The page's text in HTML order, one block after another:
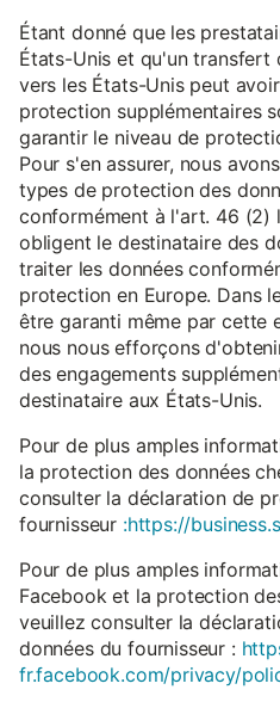
Étant donné que les
États-Unis et qu'un transfert
vers les États-Unis peut
protection supplémentaires
garantir le niveau de
Pour s'en assurer, nous
types de protection des
conformément à l'art. 46 (2)
obligent le destinataire des
traiter les données
protection en Europe. Dans
être garanti même par cette
nous nous efforçons
des engagements
destinataire aux États-Unis.
Pour de plus amples
la protection des données
consulter la déclaration de
fournisseur :https://
Pour de plus amples
Facebook et la protection
veuillez consulter la
données du fournisseur :
fr.facebook.com/privacy/